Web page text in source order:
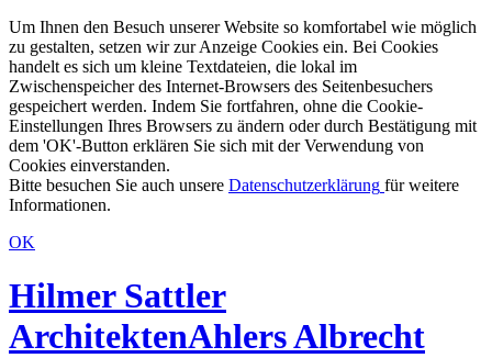
Um Ihnen den Besuch unserer Website so komfortabel wie möglich
zu gestalten, setzen wir zur Anzeige Cookies ein. Bei Cookies
handelt es sich um kleine Textdateien, die lokal im
Zwischenspeicher des Internet-Browsers des Seitenbesuchers
gespeichert werden. Indem Sie fortfahren, ohne die Cookie-
Einstellungen Ihres Browsers zu ändern oder durch Bestätigung mit
dem 'OK'-Button erklären Sie sich mit der Verwendung von
Cookies einverstanden.
Bitte besuchen Sie auch unsere Datenschutzerklärung für weitere
Informationen.
OK
Hilmer Sattler
ArchitektenAhlers Albrecht